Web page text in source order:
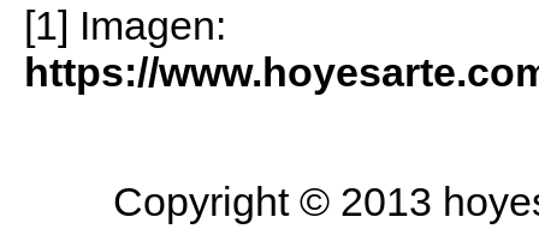
[1] Imagen:
https://
Copyright © 2013